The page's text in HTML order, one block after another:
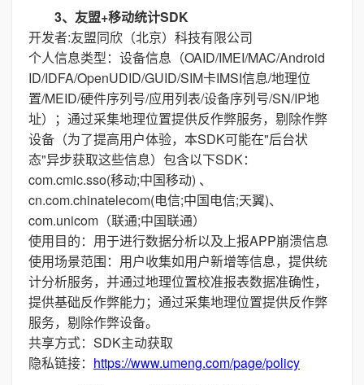
3、友盟+移动统计SDK
开发者:友盟同欣（北京）科技有限公司
个人信息类型：设备信息（OAID/IMEI/MAC/Android
ID/IDFA/OpenUDID/GUID/SIM卡IMSI信息/地理位
置/MEID/硬件序列号/应用列表/设备序列号/SN/IP地
址）；通过采集地理位置提供反作弊服务，剔除作弊
设备（为了提高用户体验，本SDK可能在"后台状
态"异步获取这些信息）包含以下SDK：
com.cmic.sso(移动;中国移动) 、
cn.com.chinatelecom(电信;中国电信;天翼)、
com.unicom（联通;中国联通）
使用目的：用于进行数据分析以及上报APP崩溃信息
使用场景范围：用户收集如用户新增等信息，提供统
计分析服务，并通过地理位置校准报表数据准确性，
提供基础反作弊能力；通过采集地理位置提供反作弊
服务，剔除作弊设备。
共享方式：SDK主动获取
隐私链接： https://www.umeng.com/page/policy